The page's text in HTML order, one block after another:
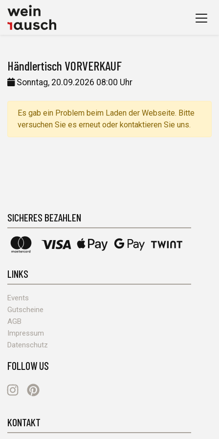
Händlertisch VORVERKAUF
Sonntag, 20.09.2026 08:00 Uhr
Es gab ein Problem beim Laden der Webseite. Bitte
versuchen Sie es erneut oder kontaktieren Sie uns.
SICHERES BEZAHLEN
LINKS
Events
Gutscheine
AGB
Impressum
Datenschutz
FOLLOW US
InstagramPinterest
KONTAKT